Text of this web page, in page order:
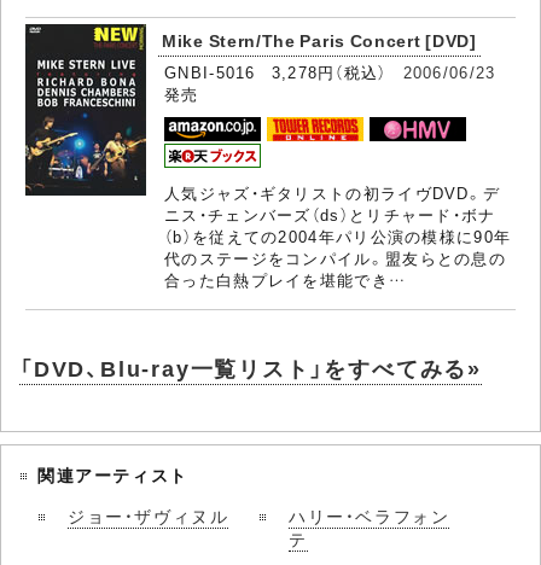
Mike Stern/The Paris Concert [DVD]
GNBI-5016 3,278円（税込） 2006/06/23
発売
人気ジャズ・ギタリストの初ライヴDVD。デ
ニス・チェンバーズ（ds）とリチャード・ボナ
（b）を従えての2004年パリ公演の模様に90年
代のステージをコンパイル。盟友らとの息の
合った白熱プレイを堪能でき…
「DVD、Blu-ray一覧リスト」をすべてみる»
関連アーティスト
ジョー・ザヴィヌル
ハリー・ベラフォン
テ